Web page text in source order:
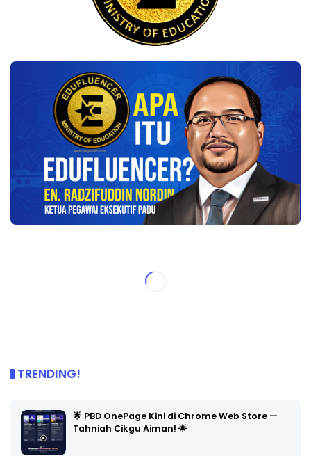
TRENDING!
🌟 PBD OnePage Kini di Chrome Web Store —
Tahniah Cikgu Aiman! 🌟